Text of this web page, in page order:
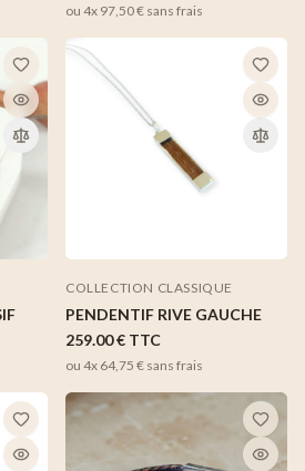
ou 4x 97,50 € sans frais
COLLECTION CLASSIQUE
PENDENTIF RIVE GAUCHE
259.00 € TTC
ou 4x 64,75 € sans frais